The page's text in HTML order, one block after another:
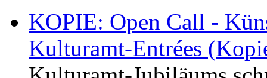
KOPIE: Open Call -
Kulturamt-Entrées